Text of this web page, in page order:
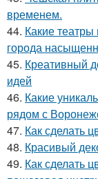
временем.
44. Какие
города
45. Креативный
идей
46. Какие
рядом с
47. Как сделать
48. Красивый
49. Как сделать